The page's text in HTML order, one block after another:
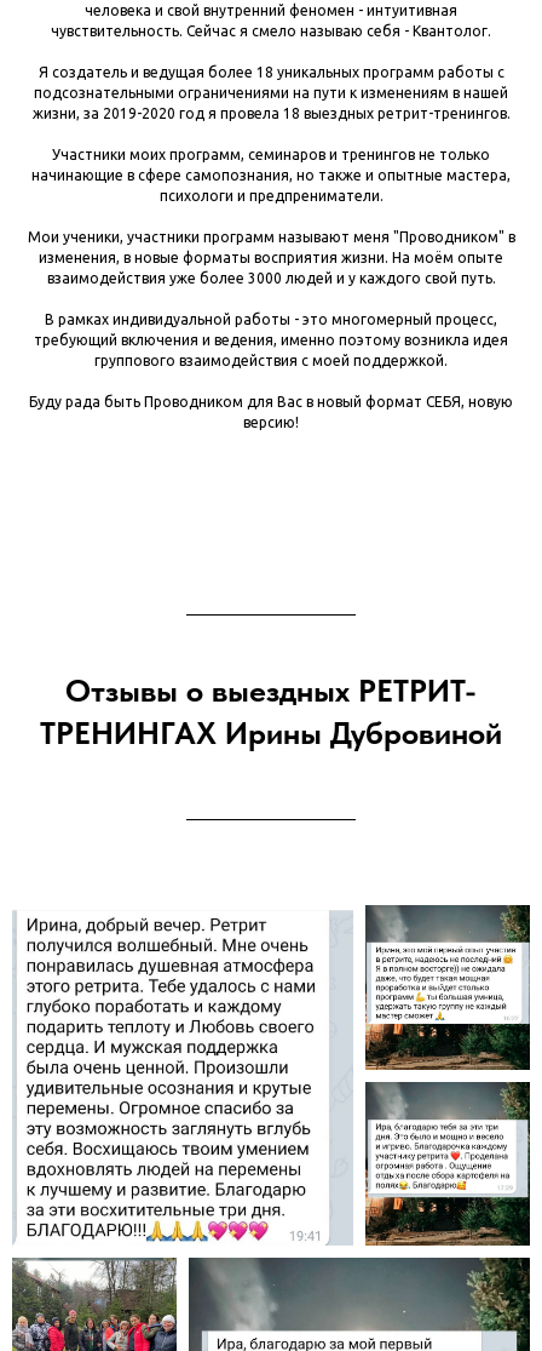
человека и свой внутренний феномен - интуитивная
чувствительность. Сейчас я смело называю себя - Квантолог.
Я создатель и ведущая более 18 уникальных программ работы с
подсознательными ограничениями на пути к изменениям в нашей
жизни, за 2019-2020 год я провела 18 выездных ретрит-тренингов.
Участники моих программ, семинаров и тренингов не только
начинающие в сфере самопознания, но также и опытные мастера,
психологи и предпрениматели.
Мои ученики, участники программ называют меня "Проводником" в
изменения, в новые форматы восприятия жизни. На моём опыте
взаимодействия уже более 3000 людей и у каждого свой путь.
В рамках индивидуальной работы - это многомерный процесс,
требующий включения и ведения, именно поэтому возникла идея
группового взаимодействия с моей поддержкой.
Буду рада быть Проводником для Вас в новый формат СЕБЯ, новую
версию!
Отзывы о выездных РЕТРИТ-
ТРЕНИНГАХ Ирины Дубровиной